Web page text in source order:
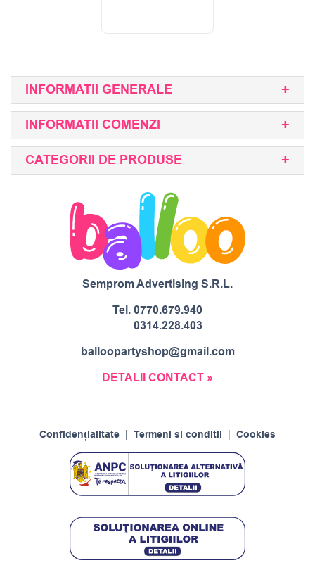
INFORMATII GENERALE
INFORMATII COMENZI
CATEGORII DE PRODUSE
Semprom Advertising S.R.L.
Tel.0770.679.940
0314.228.403
balloopartyshop@gmail.com
DETALII CONTACT »
Confidențialitate | Termeni si conditii | Cookies